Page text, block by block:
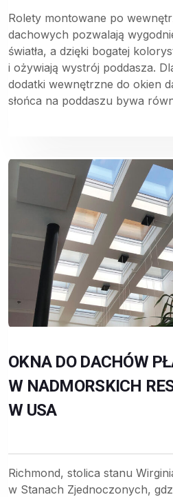
Rolety montowane po
dachowych pozwalają
światła, a dzięki bogatej
i ożywiają wystrój poddasza.
dodatki wewnętrzne do okien
słońca na poddaszu bywa
OKNA DO DACHÓW
W NADMORSKICH
W USA
Richmond, stolica stanu
w Stanach Zjednoczonych,